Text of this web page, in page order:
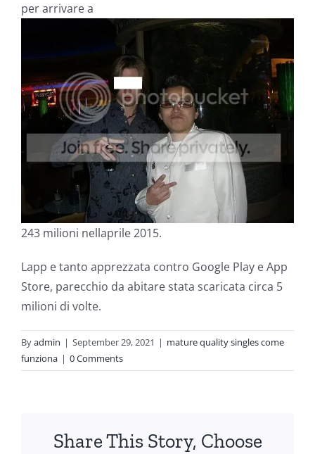
per arrivare a
243 milioni nellaprile 2015.
Lapp e tanto apprezzata contro Google Play e App
Store, parecchio da abitare stata scaricata circa 5
milioni di volte.
Byadmin | September 29, 2021 | mature quality singles come
funziona | 0 Comments
Share This Story, Choose